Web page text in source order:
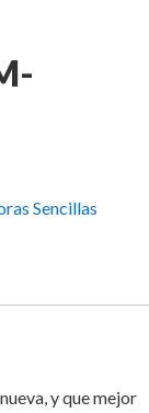
Sencillas
y que mejor